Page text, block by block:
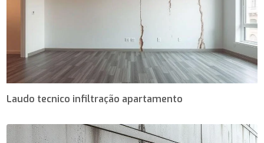
Laudo tecnico infiltração apartamento